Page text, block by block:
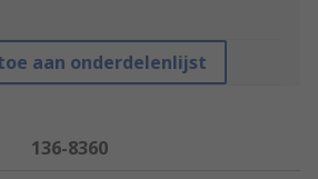
aan onderdelenlijst
136-8360